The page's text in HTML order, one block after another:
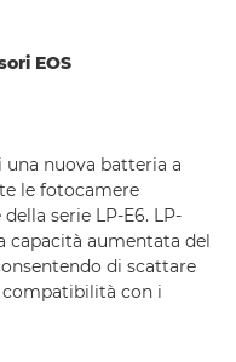
EOS
una nuova batteria a
le fotocamere
serie LP-E6. LP-
capacità aumentata del
di scattare
con i